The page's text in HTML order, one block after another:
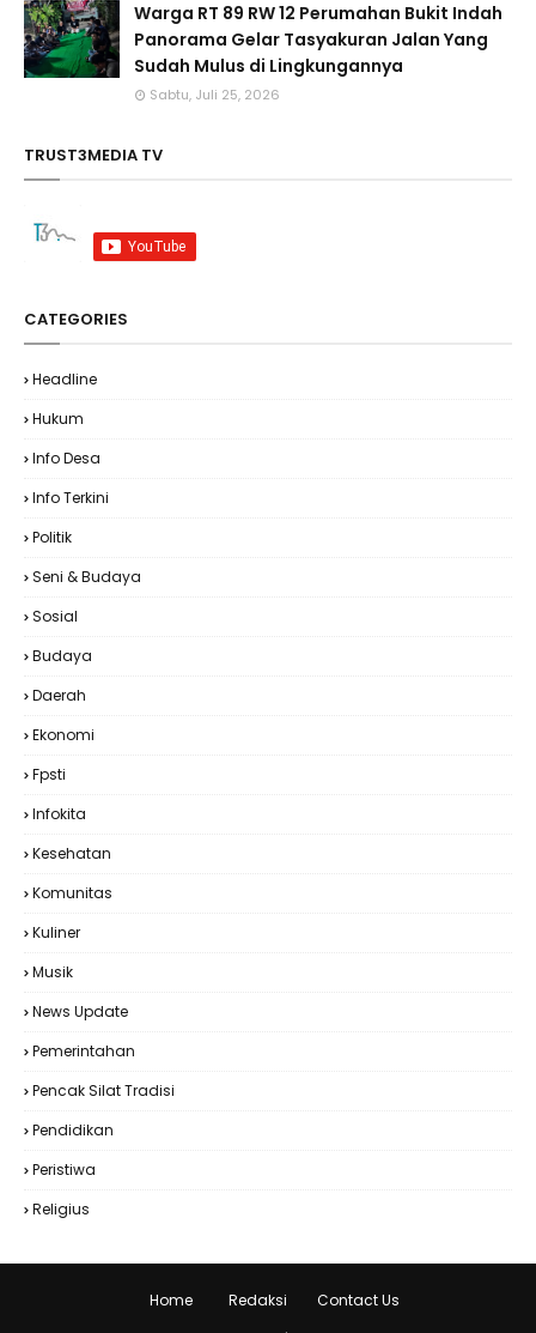
Warga RT 89 RW 12 Perumahan Bukit Indah
Panorama Gelar Tasyakuran Jalan Yang
Sudah Mulus di Lingkungannya
Sabtu, Juli 25, 2026
TRUST3MEDIA TV
CATEGORIES
Headline
Hukum
Info Desa
Info Terkini
Politik
Seni & Budaya
Sosial
Budaya
Daerah
Ekonomi
Fpsti
Infokita
Kesehatan
Komunitas
Kuliner
Musik
News Update
Pemerintahan
Pencak Silat Tradisi
Pendidikan
Peristiwa
Religius
Home Redaksi
Contact Us